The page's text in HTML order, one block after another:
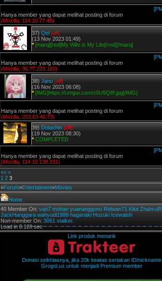
Hanya member yang dapat melihat posting di forum
(Mozilla, 114.10.77.45)
37) Qel [off]
(13 Nov 2023 01:49)
* [marq][red]My Wife is My Life[/red][/marq]
Hanya member yang dapat melihat posting di forum
(Mozilla, 36.77.226.160)
38) Janu [off]
(16 Nov 2023 06:08)
* [IMG]https://i.imgur.com/z0U5Q8f.jpg[/IMG]
Hanya member yang dapat melihat posting di forum
(Mozilla, 203.83.40.73)
39) Dotachin [off]
(19 Nov 2023 08:30)
* COMPLETED
Hanya member yang dapat melihat posting di forum
(Mozilla, 114.10.138.231)
<< <
1 2 3
»Forum»Entertaiment»Movies
Home
40 Member On: van7 mohan yuananggono Ridwan71 Kilut
JackHanggara wahyudi1999 haganaki Hozuki Icewalsh
Non-member On: 3051 stalker.
Load in 0.128 sec
Link produk menarik
Donasi seikhlasnya, jika 20k keatas sertakan ID/nickname
Grogol.us untuk menjadi Premium member